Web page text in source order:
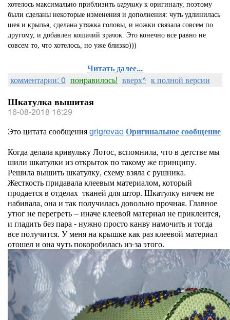
хотелось максимально приблизить игрушкук оригиналу, поэтому
были сделаны некоторые изменения и дополнения: чуть удлинилась
шея и крылья, сделана утяжка головы, и ножки связала совсем по
другому, и добавлен кошачий зрачок. Это конечно все равно не
совсем то, что хотелось, но уже близко)))
Читать далее...
комментарии: 0 понравилось! вверх^ к полной версии
Шкатулка вышитая
16-08-2018 16:29
Это цитата сообщенияgrigrevaoОригинальное сообщение
Когда делала кривульку Лотос, вспомнила, что в детстве мы
шили шкатулки из открыток по такому же принципу.
Решила вышить шкатулку, схему взяла с рушника.
Жесткость придавала клеевым материалом, который
продается в отделах тканей для штор. Шкатулку ничем не
набивала, она и так получилась довольно прочная. Главное
утюг не перегреть – иначе клеевой материал не приклеится,
и гладить без пара - нужно просто канву намочить и тогда
все получится. У меня на крышке как раз клеевой материал
отошел и она чуть покоробилась из-за этого.